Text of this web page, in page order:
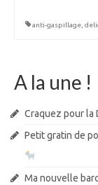
anti-gaspillage
A la une !
Craquez pour la
Petit gratin de
Ma nouvelle